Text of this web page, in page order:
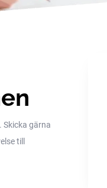
Skicka gärna
till